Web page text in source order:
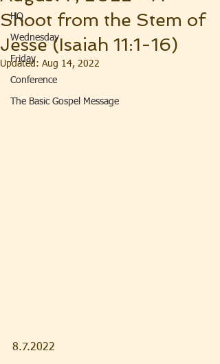
HQ
Wednesday
Friday
Conference
The Basic Gospel Message
Shoot from the Stem of
Jesse (Isaiah 11:1-16)
Updated: Aug 14, 2022
8.7.2022